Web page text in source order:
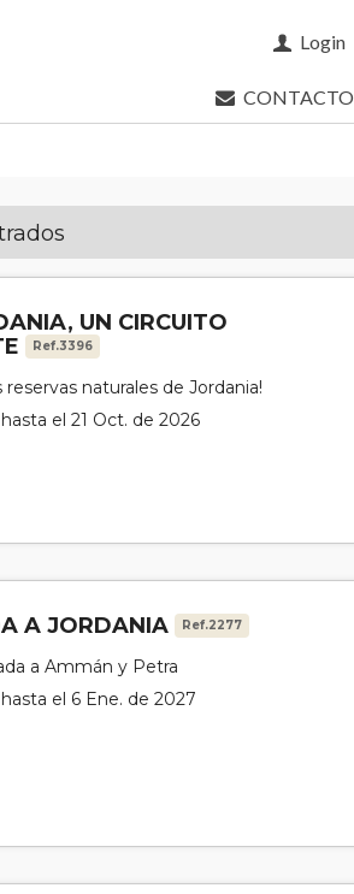
Login
CONTACTO
UN CIRCUITO
Ref.3396
reservas naturales de Jordania!
el 21 Oct. de 2026
A JORDANIA Ref.2277
a Ammán y Petra
el 6 Ene. de 2027